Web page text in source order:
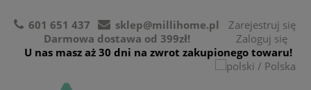
601 651 437
sklep@millihome.pl
Darmowa dostawa od 399zł!
U nas masz aż 30 dni na zwrot zakupionego towaru!
Zarejestruj się
Zaloguj się